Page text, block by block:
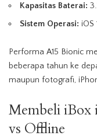
Kapasitas Baterai:
Sistem Operasi: iOS
Performa A15 Bionic
beberapa tahun ke
maupun fotografi,
Membeli iBox
vs Offline